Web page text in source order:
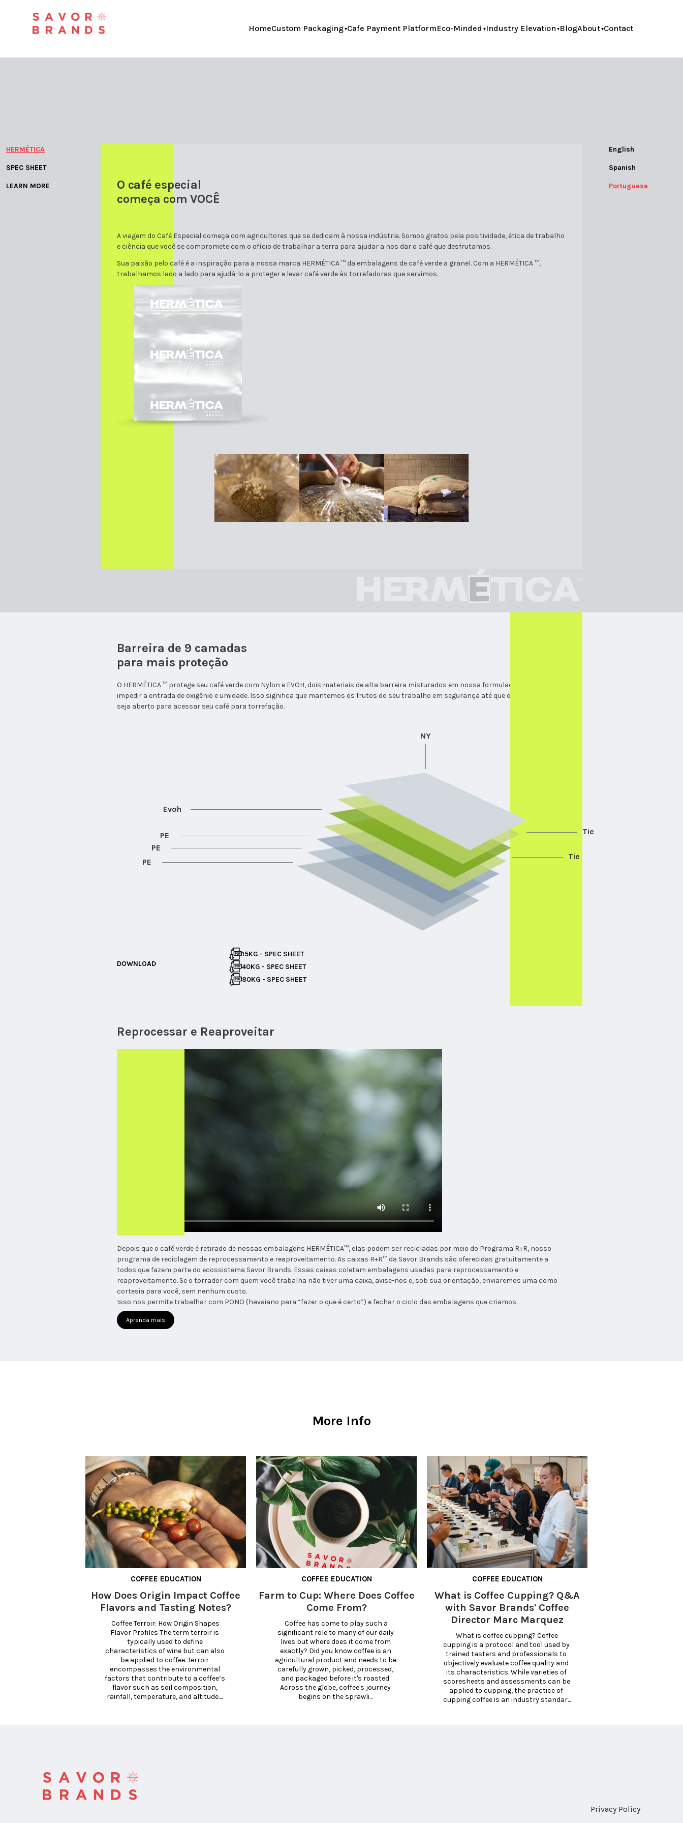
HomeCustom Packaging Cafe Payment PlatformEco-Minded Industry Elevation BlogAbout Contact
HERMÉTICA
SPEC SHEET
LEARN MORE
O café especial
começa com VOCÊ
A viagem do Café Especial começa com agricultores que se dedicam à nossa indústria. Somos gratos pela positividade, ética de trabalho
e ciência que você se compromete com o ofício de trabalhar a terra para ajudar a nos dar o café que desfrutamos.
Sua paixão pelo café é a inspiração para a nossa marca HERMÉTICA ™ da embalagens de café verde a granel. Com a HERMÉTICA ™,
trabalhamos lado a lado para ajudá-lo a proteger e levar café verde às torrefadoras que servimos.
English
Spanish
Portuguese
Barreira de 9 camadas
para mais proteção
O HERMÉTICA ™ protege seu café verde com Nylon e EVOH, dois materiais de alta barreira misturados em nossa formulação de filme para
impedir a entrada de oxigênio e umidade. Isso significa que mantemos os frutos do seu trabalho em segurança até que o HERMÉTICATM
seja aberto para acessar seu café para torrefação.
PE
PE
PE
Tie
Evoh
Tie
NY
DOWNLOAD
15KG - SPEC SHEET
40KG - SPEC SHEET
80KG - SPEC SHEET
Reprocessar e Reaproveitar
Depois que o café verde é retirado de nossas embalagens HERMÉTICA™, elas podem ser recicladas por meio do Programa R+R, nosso
programa de reciclagem de reprocessamento e reaproveitamento. As caixas R+R™ da Savor Brands são oferecidas gratuitamente a
todos que fazem parte do ecossistema Savor Brands. Essas caixas coletam embalagens usadas para reprocessamento e
reaproveitamento. Se o torrador com quem você trabalha não tiver uma caixa, avise-nos e, sob sua orientação, enviaremos uma como
cortesia para você, sem nenhum custo.
Isso nos permite trabalhar com PONO (havaiano para “fazer o que é certo”) e fechar o ciclo das embalagens que criamos.
Aprenda mais
More Info
COFFEE EDUCATION
How Does Origin Impact Coffee
Flavors and Tasting Notes?
Coffee Terroir: How Origin Shapes
Flavor Profiles The term terroir is
typically used to define
characteristics of wine but can also
be applied to coffee. Terroir
encompasses the environmental
factors that contribute to a coffee’s
flavor such as soil composition,
rainfall, temperature, and altitude....
COFFEE EDUCATION
Farm to Cup: Where Does Coffee
Come From?
Coffee has come to play such a
significant role to many of our daily
lives but where does it come from
exactly? Did you know coffee is an
agricultural product and needs to be
carefully grown, picked, processed,
and packaged before it's roasted.
Across the globe, coffee's journey
begins on the sprawli...
COFFEE EDUCATION
What is Coffee Cupping? Q&A
with Savor Brands' Coffee
Director Marc Marquez
What is coffee cupping? Coffee
cupping is a protocol and tool used by
trained tasters and professionals to
objectively evaluate coffee quality and
its characteristics. While varieties of
scoresheets and assessments can be
applied to cupping, the practice of
cupping coffee is an industry standar...
Privacy Policy